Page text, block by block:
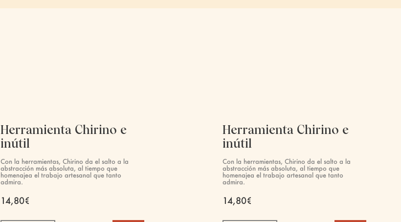
Herramienta Chirino e
inútil
Con la herramientas, Chirino da el salto a la
abstracción más absoluta, al tiempo que
homenajea el trabajo artesanal que tanto
admira.
14,80€
Herramienta Chirino e
inútil
Con la herramientas, Chirino da el salto a la
abstracción más absoluta, al tiempo que
homenajea el trabajo artesanal que tanto
admira.
14,80€